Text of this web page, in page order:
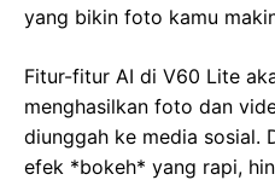
yang bikin foto kamu
Fitur-fitur AI di V60 Lite
menghasilkan foto dan
diunggah ke media sosial.
efek *bokeh* yang rapi,